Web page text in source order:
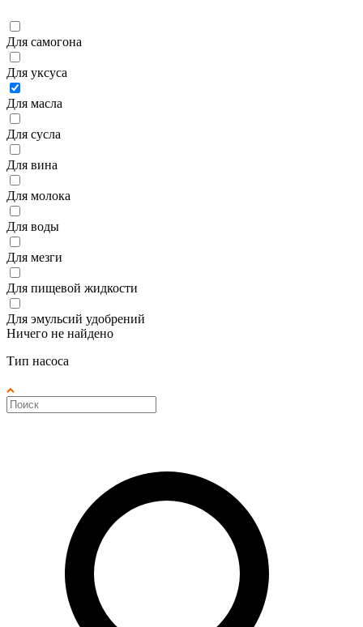
Для самогона
Для уксуса
Для масла
Для сусла
Для вина
Для молока
Для воды
Для мезги
Для пищевой жидкости
Для эмульсий удобрений
Ничего не найдено
Тип насоса